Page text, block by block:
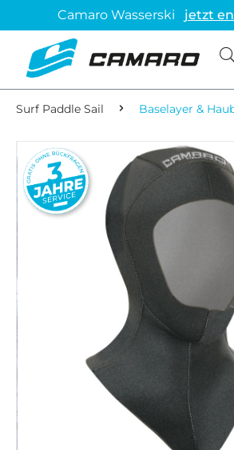
Camaro Wasserski jetzt
Surf Paddle Sail Baselayer &